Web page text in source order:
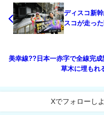
ディスコ新
スコが走っ
美幸線??日本一赤字で全線完
草木に埋もれ
Xでフォローし